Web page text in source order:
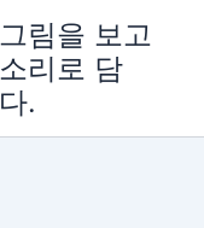
그림을 보고
소리로 담
다.